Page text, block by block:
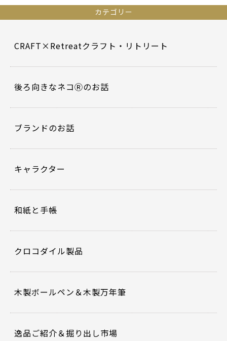
e
o
o
k
er カテゴリー
CRAFT×Retreatクラフト・リトリート
後ろ向きなネコⓇのお話
ブランドのお話
キャラクター
和紙と手帳
クロコダイル製品
木製ボールペン＆木製万年筆
逸品ご紹介＆掘り出し市場